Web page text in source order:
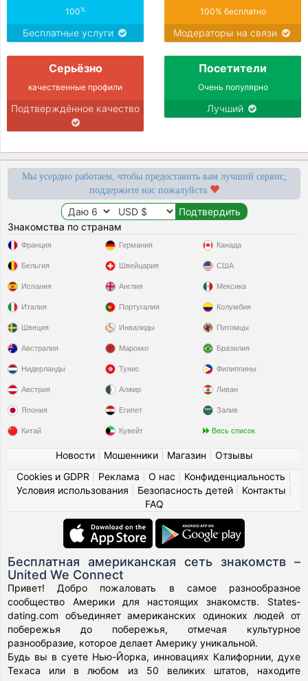
100%
Бесплатные услуги
100% бесплатно
Модераторы на связи
Серьёзно
качественные профили
Подтверждённое качество
Посетители
Очень популярно
Лучший
Мы усердно работаем, чтобы предоставить вам лучший сервис,
поддержите нас пожалуйста
Знакомства по странам
Франция
Бельгия
Испания
Италия
Швеция
Германия
Швейцария
Англия
Португалия
Инвалиды
Канада
США
Мексика
Колумбия
Питомцы
Австралия
Нидерланды
Австрия
Япония
Китай
Марокко
Тунис
Алжир
Египет
Кувейт
Бразилия
Филиппины
Ливан
Залив
Весь список
Новости| Мошенники| Магазин
Отзывы
Cookies и GDPR
Реклама О нас Конфиденциальность
Условия использования
Безопасность детей| Контакты
FAQ
Бесплатная американская сеть знакомств –
United We Connect
Привет! Добро пожаловать в самое разнообразное
сообщество Америки для настоящих знакомств. States-
dating.com объединяет американских одиноких людей от
побережья до побережья, отмечая культурное
разнообразие, которое делает Америку уникальной.
Будь вы в суете Нью-Йорка, инновациях Калифорнии, духе
Техаса или в любом из 50 великих штатов, находите